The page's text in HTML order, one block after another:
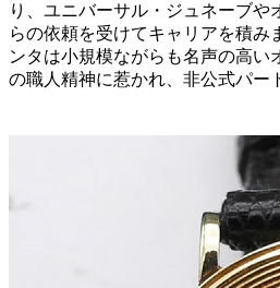
り、ユニバーサル・ジュネーブや
らの依頼を受けてキャリアを積み
ンタは小規模ながらも名声の高い
の職人精神に惹かれ、非公式パー